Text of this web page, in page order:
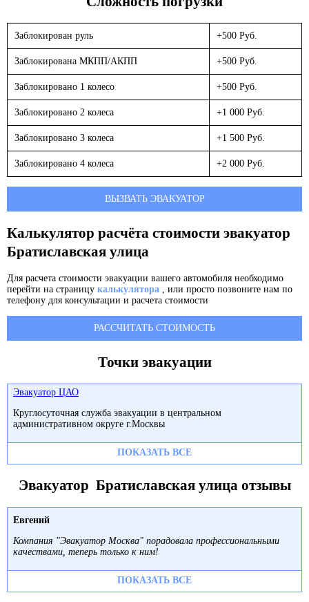
Заблокирован руль +500 Руб.
Заблокирована МКПП/АКПП +500 Руб.
Заблокировано 1 колесо +500 Руб.
Заблокировано 2 колеса +1 000 Руб.
Заблокировано 3 колеса +1 500 Руб.
Заблокировано 4 колеса +2 000 Руб.
ВЫЗВАТЬ ЭВАКУАТОР
Калькулятор расчёта стоимости эвакуатор
Братиславская улица
Для расчета стоимости эвакуации вашего автомобиля необходимо
перейти на страницу калькулятора , или просто позвоните нам по
телефону для консультации и расчета стоимости
РАССЧИТАТЬ СТОИМОСТЬ
Точки эвакуации
Эвакуатор ЦАО
Круглосуточная служба эвакуации в центральном
административном округе г.Москвы
ПОКАЗАТЬ ВСЕ
Эвакуатор Братиславская улица отзывы
Евгений
Компания "Эвакуатор Москва" порадовала профессиональными
качествами, теперь только к ним!
ПОКАЗАТЬ ВСЕ